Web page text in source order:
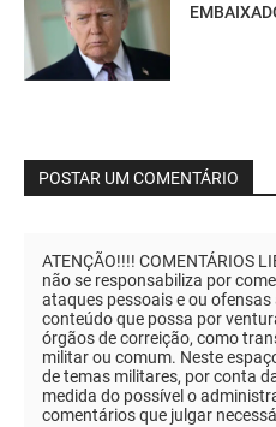
POSTAR UM COMENTÁRIO
ATENÇÃO!!!! COMENTÁRIOS
não se responsabiliza por
ataques pessoais e ou
conteúdo que possa por
órgãos de correição, como
militar ou comum. Neste
de temas militares, por conta
medida do possível o
comentários que julgar